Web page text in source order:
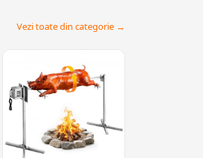
Vezi toate din categorie →